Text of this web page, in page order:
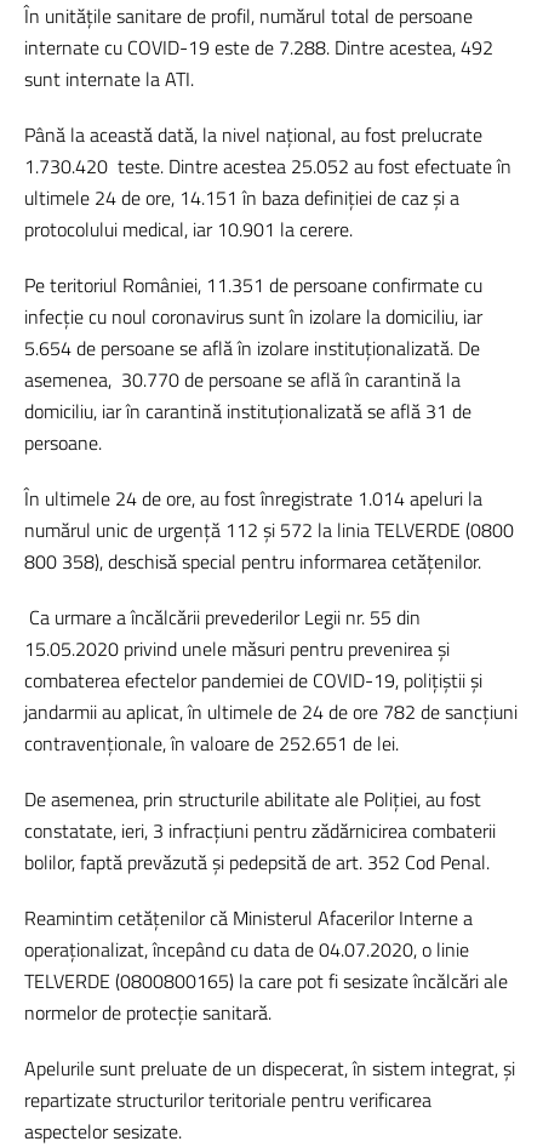
În unitățile sanitare de profil, numărul total de persoane
internate cu COVID-19 este de 7.288. Dintre acestea, 492
sunt internate la ATI.
Până la această dată, la nivel național, au fost prelucrate
1.730.420 teste. Dintre acestea 25.052 au fost efectuate în
ultimele 24 de ore, 14.151 în baza definiției de caz și a
protocolului medical, iar 10.901 la cerere.
Pe teritoriul României, 11.351 de persoane confirmate cu
infecție cu noul coronavirus sunt în izolare la domiciliu, iar
5.654 de persoane se află în izolare instituționalizată. De
asemenea, 30.770 de persoane se află în carantină la
domiciliu, iar în carantină instituționalizată se află 31 de
persoane.
În ultimele 24 de ore, au fost înregistrate 1.014 apeluri la
numărul unic de urgență 112 și 572 la linia TELVERDE (0800
800 358), deschisă special pentru informarea cetățenilor.
Ca urmare a încălcării prevederilor Legii nr. 55 din
15.05.2020 privind unele măsuri pentru prevenirea și
combaterea efectelor pandemiei de COVID-19, polițiștii și
jandarmii au aplicat, în ultimele de 24 de ore 782 de sancţiuni
contravenţionale, în valoare de 252.651 de lei.
De asemenea, prin structurile abilitate ale Poliției, au fost
constatate, ieri, 3 infracțiuni pentru zădărnicirea combaterii
bolilor, faptă prevăzută și pedepsită de art. 352 Cod Penal.
Reamintim cetățenilor că Ministerul Afacerilor Interne a
operaționalizat, începând cu data de 04.07.2020, o linie
TELVERDE (0800800165) la care pot fi sesizate încălcări ale
normelor de protecție sanitară.
Apelurile sunt preluate de un dispecerat, în sistem integrat, și
repartizate structurilor teritoriale pentru verificarea
aspectelor sesizate.